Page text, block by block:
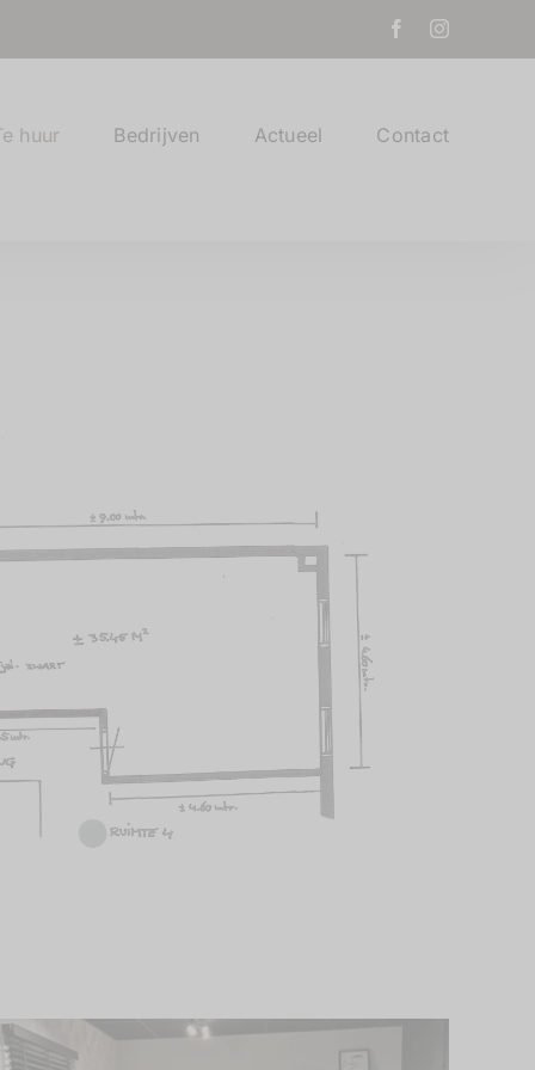
FacebookInstagram
huur Bedrijven Actueel Contact